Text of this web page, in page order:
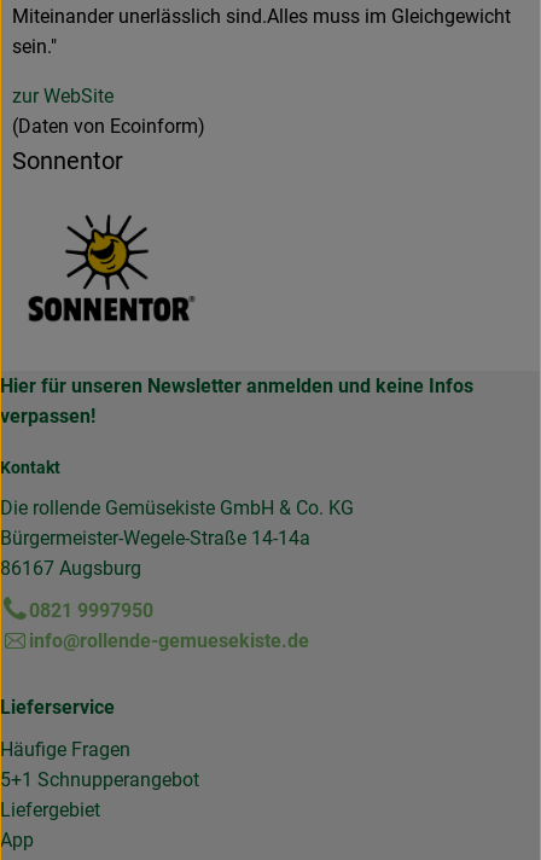
Miteinander unerlässlich sind.Alles muss im Gleichgewicht
sein."
zur WebSite
(Daten von Ecoinform)
Sonnentor
Hier für unseren Newsletter anmelden und keine Infos
verpassen!
Kontakt
Die rollende Gemüsekiste GmbH & Co. KG
Bürgermeister-Wegele-Straße 14-14a
86167 Augsburg
0821 9997950
info@rollende-gemuesekiste.de
Lieferservice
Häufige Fragen
5+1 Schnupperangebot
Liefergebiet
App